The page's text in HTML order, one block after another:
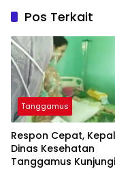
Pos Terkait
Tanggamus
Respon Cepat,
Dinas Kesehatan
Tanggamus Kunjungi